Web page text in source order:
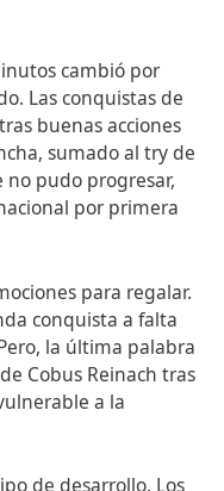
cambió por
Las conquistas de
buenas acciones
sumado al try de
no pudo progresar,
por primera
para regalar.
conquista a falta
la última palabra
Cobus Reinach tras
a la
de desarrollo. Los